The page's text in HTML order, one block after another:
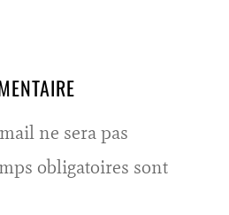
ne sera pas
obligatoires sont